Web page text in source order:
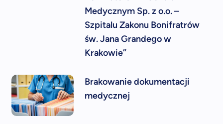
Medycznym Sp. z o.o. –
Szpitalu Zakonu Bonifratrów
św. Jana Grandego w
Krakowie”
Brakowanie dokumentacji
medycznej